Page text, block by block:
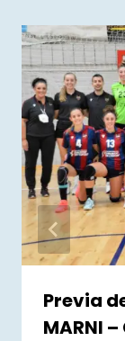
Previa
MARNI –